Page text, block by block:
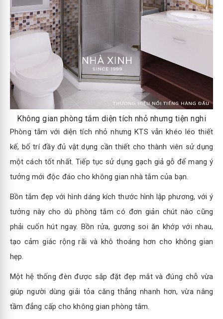
Không gian phòng tắm diện tích nhỏ nhưng tiện nghi
Phòng tắm với diện tích nhỏ nhưng KTS vẫn khéo léo thiết
kế, bố trí đầy đủ vật dụng cần thiết cho thành viên sử dụng
một cách tốt nhất. Tiếp tục sử dụng gạch giả gỗ để mang ý
tưởng mới độc đáo cho không gian nhà tắm của bạn.
Bồn tắm đẹp với hình dáng kích thước hình lập phương, với ý
tưởng này cho dù phòng tắm có đơn giản chút nào cũng
phải cuốn hút ngay. Bồn rửa, gương soi ăn khớp với nhau,
tạo cảm giác rộng rãi và khô thoáng hơn cho không gian
hẹp.
Một hệ thống đèn được sắp đặt đẹp mắt và đúng chỗ vừa
giúp người dùng giải tỏa căng thẳng nhanh hơn, vừa nâng
tầm đẳng cấp cho không gian phòng tắm.